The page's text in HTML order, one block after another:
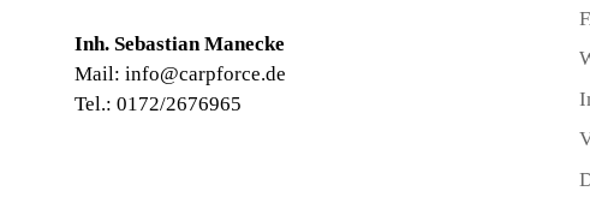
Inh. Sebastian Manecke
Mail: info@carpforce.de
Tel.: 0172/2676965